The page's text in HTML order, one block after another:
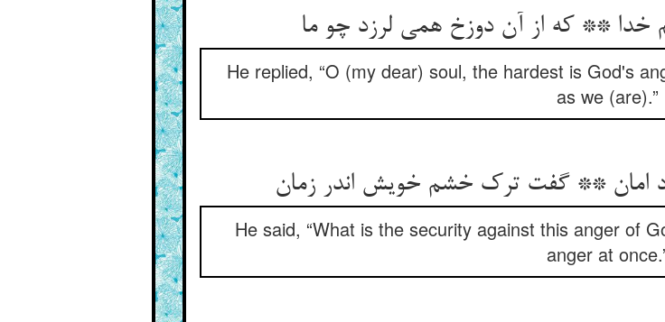
** که از آن دوزخ همی لرزد چو ما
He replied, “O (my dear) soul, the hardest is God's
as we (are).”
امان ** گفت ترک خشم خویش اندر زمان
He said, “What is the security against this anger of
anger at